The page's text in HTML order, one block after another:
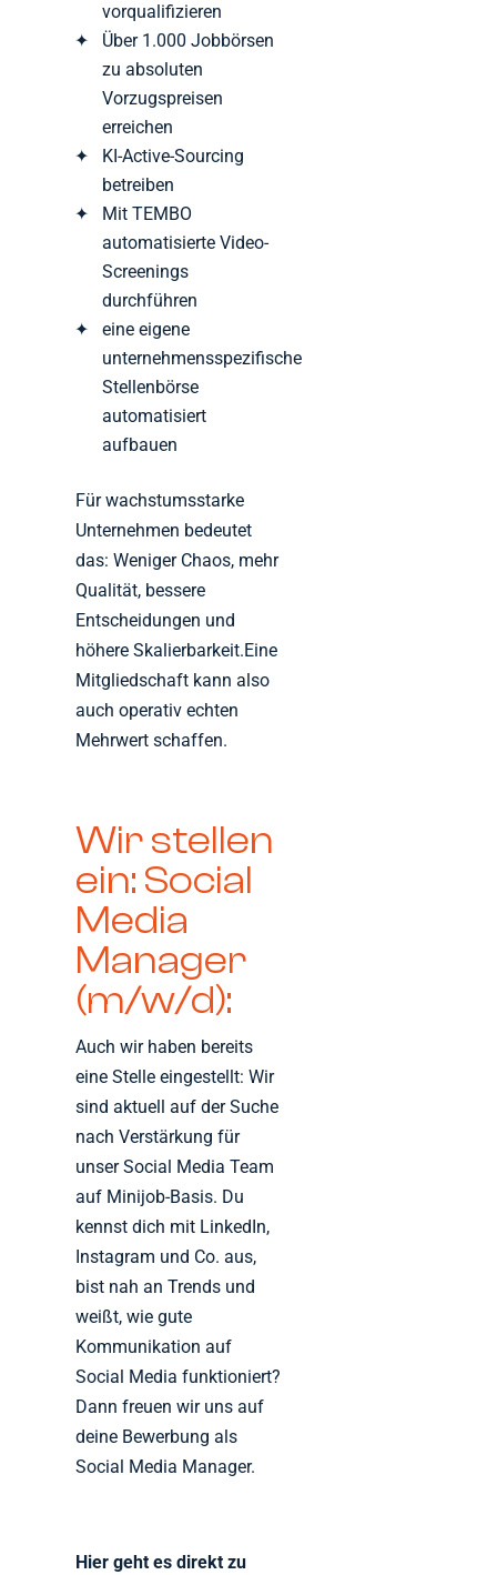
vorqualifizieren
Über 1.000 Jobbörsen
zu absoluten
Vorzugspreisen
erreichen
KI-Active-Sourcing
betreiben
Mit TEMBO
automatisierte Video-
Screenings
durchführen
eine eigene
unternehmensspezifische
Stellenbörse
automatisiert
aufbauen
Für wachstumsstarke
Unternehmen bedeutet
das: Weniger Chaos, mehr
Qualität, bessere
Entscheidungen und
höhere Skalierbarkeit.Eine
Mitgliedschaft kann also
auch operativ echten
Mehrwert schaffen.
Wir stellen
ein: Social
Media
Manager
(m/w/d):
Auch wir haben bereits
eine Stelle eingestellt: Wir
sind aktuell auf der Suche
nach Verstärkung für
unser Social Media Team
auf Minijob-Basis. Du
kennst dich mit LinkedIn,
Instagram und Co. aus,
bist nah an Trends und
weißt, wie gute
Kommunikation auf
Social Media funktioniert?
Dann freuen wir uns auf
deine Bewerbung als
Social Media Manager.
Hier geht es direkt zu